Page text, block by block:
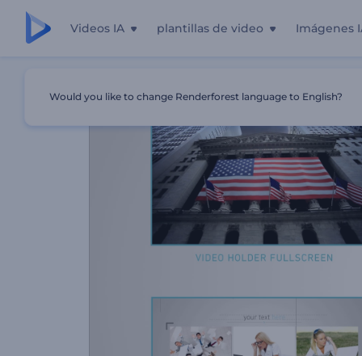
Videos IA plantillas de video Imágenes
Would you like to change Renderforest language to English?